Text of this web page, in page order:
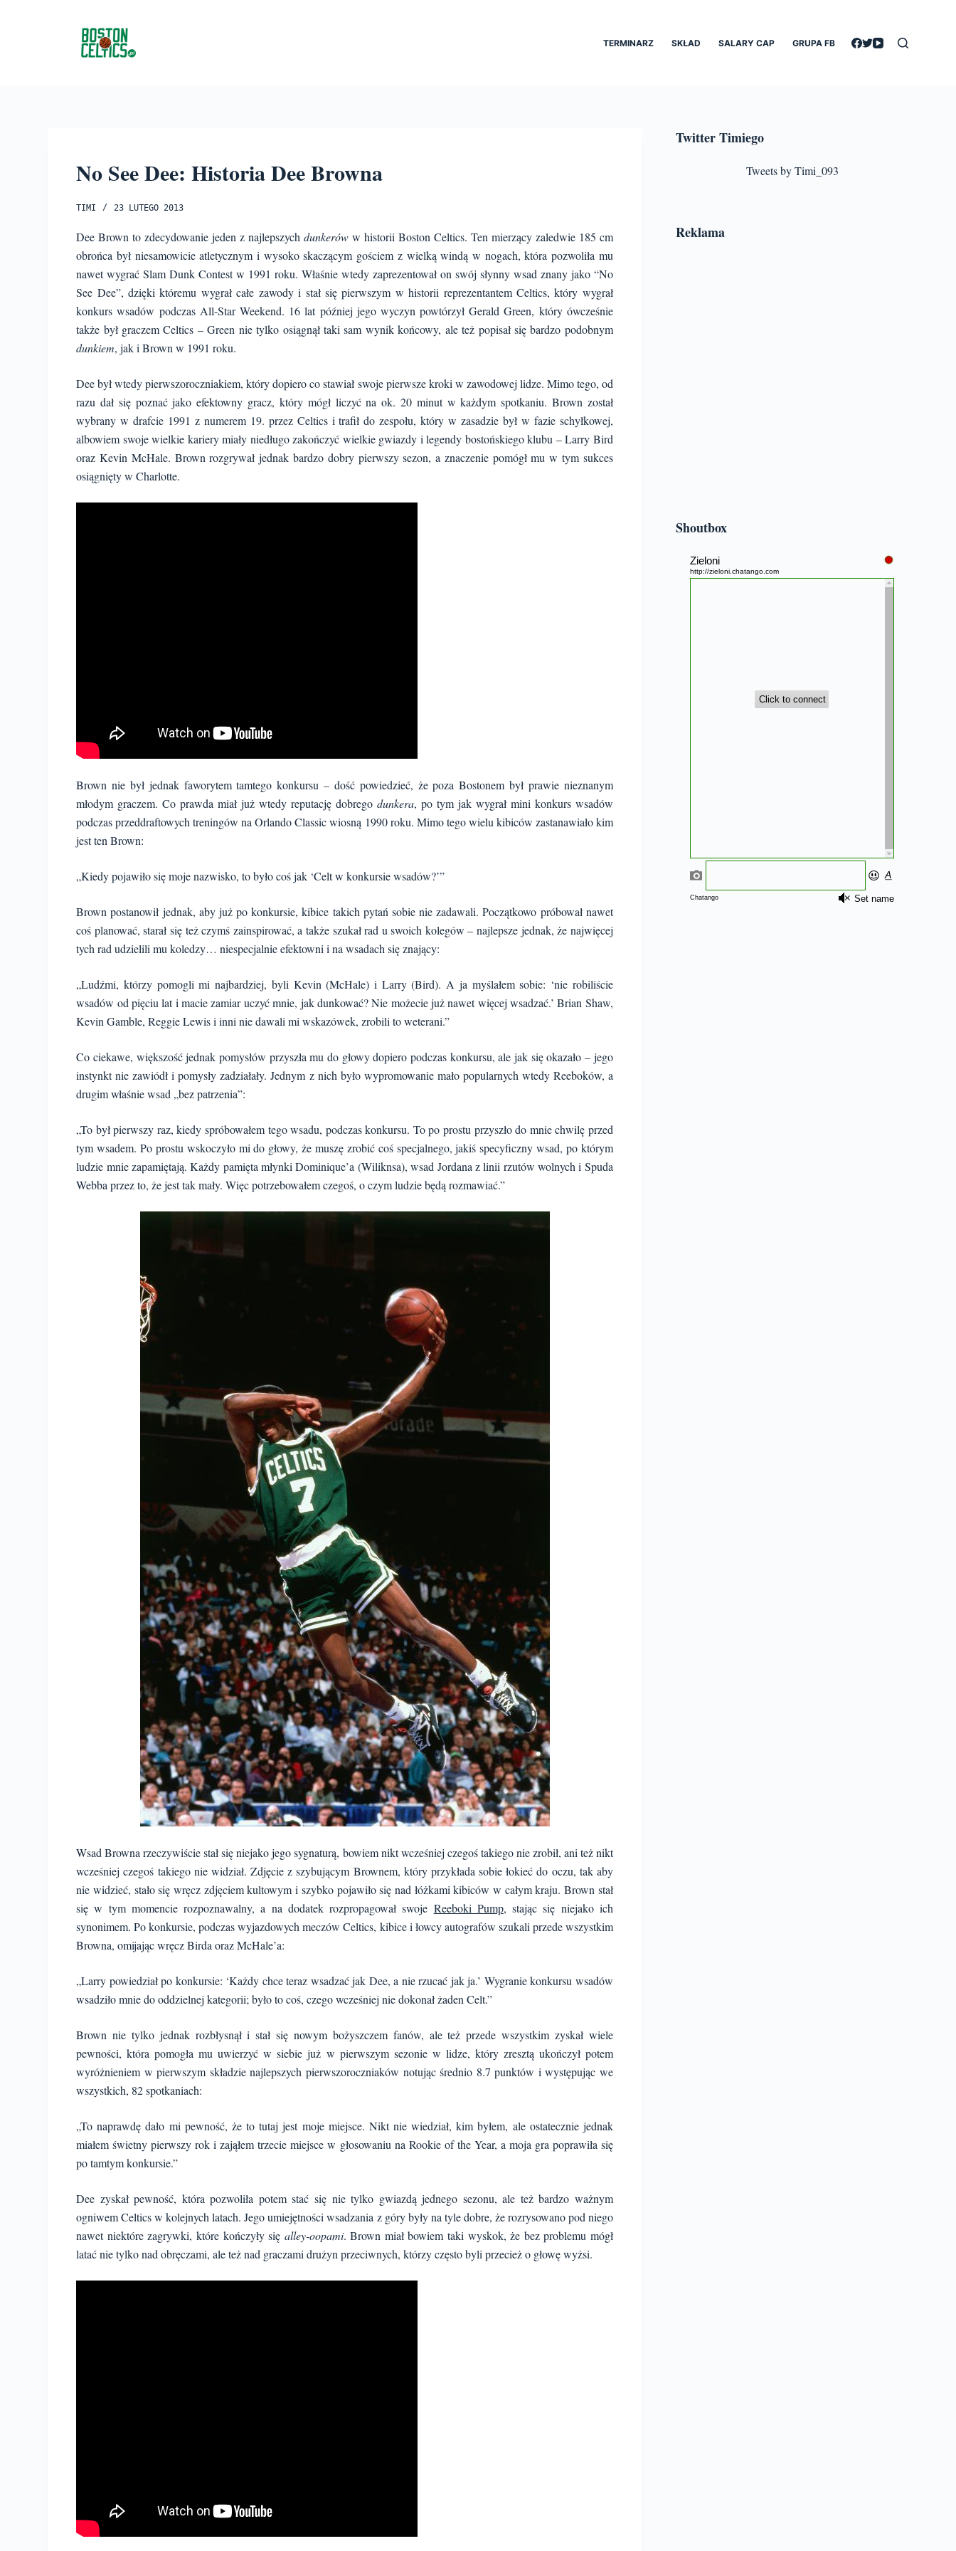
TERMINARZ SKŁAD SALARY CAP GRUPA FB
No See Dee: Historia Dee Browna
TIMI 23 LUTEGO 2013
Dee Brown to zdecydowanie jeden z najlepszychdunkeróww historii Boston Celtics. Ten mierzący zaledwie 185 cm
obrońca był niesamowicie atletycznym i wysoko skaczącym gościem z wielką windą w nogach, która pozwoliła mu
nawet wygrać Slam Dunk Contest w 1991 roku. Właśnie wtedy zaprezentował on swój słynny wsad znany jako “No
See Dee”, dzięki któremu wygrał całe zawody i stał się pierwszym w historii reprezentantem Celtics, który wygrał
konkurs wsadów podczas All-Star Weekend. 16 lat później jego wyczyn powtórzył Gerald Green, który ówcześnie
także był graczem Celtics – Green nie tylko osiągnął taki sam wynik końcowy, ale też popisał się bardzo podobnym
dunkiem, jak i Brown w 1991 roku.
Dee był wtedy pierwszoroczniakiem, który dopiero co stawiał swoje pierwsze kroki w zawodowej lidze. Mimo tego, od
razu dał się poznać jako efektowny gracz, który mógł liczyć na ok. 20 minut w każdym spotkaniu. Brown został
wybrany w drafcie 1991 z numerem 19. przez Celtics i trafił do zespołu, który w zasadzie był w fazie schyłkowej,
albowiem swoje wielkie kariery miały niedługo zakończyć wielkie gwiazdy i legendy bostońskiego klubu – Larry Bird
oraz Kevin McHale. Brown rozgrywał jednak bardzo dobry pierwszy sezon, a znaczenie pomógł mu w tym sukces
osiągnięty w Charlotte.
Brown nie był jednak faworytem tamtego konkursu – dość powiedzieć, że poza Bostonem był prawie nieznanym
młodym graczem. Co prawda miał już wtedy reputację dobregodunkera, po tym jak wygrał mini konkurs wsadów
podczas przeddraftowych treningów na Orlando Classic wiosną 1990 roku. Mimo tego wielu kibiców zastanawiało kim
jest ten Brown:
„Kiedy pojawiło się moje nazwisko, to było coś jak ‘Celt w konkursie wsadów?’”
Brown postanowił jednak, aby już po konkursie, kibice takich pytań sobie nie zadawali. Początkowo próbował nawet
coś planować, starał się też czymś zainspirować, a także szukał rad u swoich kolegów – najlepsze jednak, że najwięcej
tych rad udzielili mu koledzy… niespecjalnie efektowni i na wsadach się znający:
„Ludźmi, którzy pomogli mi najbardziej, byli Kevin (McHale) i Larry (Bird). A ja myślałem sobie: ‘nie robiliście
wsadów od pięciu lat i macie zamiar uczyć mnie, jak dunkować? Nie możecie już nawet więcej wsadzać.’ Brian Shaw,
Kevin Gamble, Reggie Lewis i inni nie dawali mi wskazówek, zrobili to weterani.”
Co ciekawe, większość jednak pomysłów przyszła mu do głowy dopiero podczas konkursu, ale jak się okazało – jego
instynkt nie zawiódł i pomysły zadziałały. Jednym z nich było wypromowanie mało popularnych wtedy Reeboków, a
drugim właśnie wsad „bez patrzenia”:
„To był pierwszy raz, kiedy spróbowałem tego wsadu, podczas konkursu. To po prostu przyszło do mnie chwilę przed
tym wsadem. Po prostu wskoczyło mi do głowy, że muszę zrobić coś specjalnego, jakiś specyficzny wsad, po którym
ludzie mnie zapamiętają. Każdy pamięta młynki Dominique’a (Wiliknsa), wsad Jordana z linii rzutów wolnych i Spuda
Webba przez to, że jest tak mały. Więc potrzebowałem czegoś, o czym ludzie będą rozmawiać.”
Wsad Browna rzeczywiście stał się niejako jego sygnaturą, bowiem nikt wcześniej czegoś takiego nie zrobił, ani też nikt
wcześniej czegoś takiego nie widział. Zdjęcie z szybującym Brownem, który przykłada sobie łokieć do oczu, tak aby
nie widzieć, stało się wręcz zdjęciem kultowym i szybko pojawiło się nad łóżkami kibiców w całym kraju. Brown stał
się w tym momencie rozpoznawalny, a na dodatek rozpropagował swoje Reeboki Pump, stając się niejako ich
synonimem. Po konkursie, podczas wyjazdowych meczów Celtics, kibice i łowcy autografów szukali przede wszystkim
Browna, omijając wręcz Birda oraz McHale’a:
„Larry powiedział po konkursie: ‘Każdy chce teraz wsadzać jak Dee, a nie rzucać jak ja.’ Wygranie konkursu wsadów
wsadziło mnie do oddzielnej kategorii; było to coś, czego wcześniej nie dokonał żaden Celt.”
Brown nie tylko jednak rozbłysnął i stał się nowym bożyszczem fanów, ale też przede wszystkim zyskał wiele
pewności, która pomogła mu uwierzyć w siebie już w pierwszym sezonie w lidze, który zresztą ukończył potem
wyróżnieniem w pierwszym składzie najlepszych pierwszoroczniaków notując średnio 8.7 punktów i występując we
wszystkich, 82 spotkaniach:
„To naprawdę dało mi pewność, że to tutaj jest moje miejsce. Nikt nie wiedział, kim byłem, ale ostatecznie jednak
miałem świetny pierwszy rok i zająłem trzecie miejsce w głosowaniu na Rookie of the Year, a moja gra poprawiła się
po tamtym konkursie.”
Dee zyskał pewność, która pozwoliła potem stać się nie tylko gwiazdą jednego sezonu, ale też bardzo ważnym
ogniwem Celtics w kolejnych latach. Jego umiejętności wsadzania z góry były na tyle dobre, że rozrysowano pod niego
nawet niektóre zagrywki, które kończyły się alley-oopami. Brown miał bowiem taki wyskok, że bez problemu mógł
latać nie tylko nad obręczami, ale też nad graczami drużyn przeciwnych, którzy często byli przecież o głowę wyżsi.
Twitter Timiego
Tweets by Timi_093
Reklama
Shoutbox